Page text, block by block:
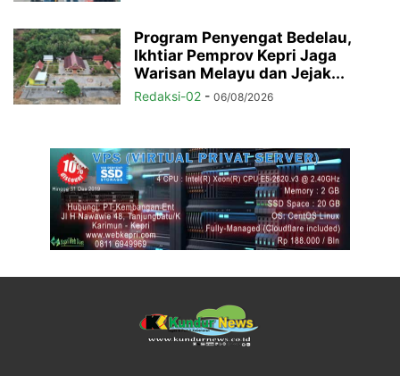
Program Penyengat Bedelau,
Ikhtiar Pemprov Kepri Jaga
Warisan Melayu dan Jejak...
Redaksi-02 - 06/08/2026